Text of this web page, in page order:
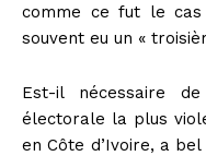
comme ce fut le cas
souvent eu un «
Est-il nécessaire
électorale la plus
en Côte d’Ivoire, a